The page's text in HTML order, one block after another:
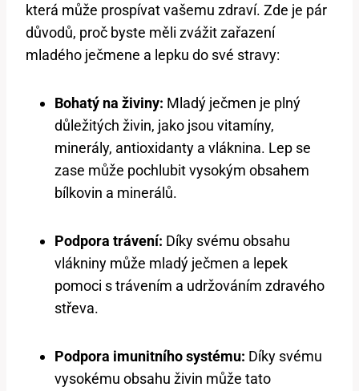
která může prospívat vašemu zdraví. Zde je pár
důvodů, proč byste měli zvážit zařazení
mladého ječmene a lepku do své stravy:
Bohatý na živiny: Mladý ječmen je plný
důležitých živin, jako jsou vitamíny,
minerály, antioxidanty a vláknina. Lep se
zase může pochlubit vysokým obsahem
bílkovin a minerálů.
Podpora trávení: Díky svému obsahu
vlákniny může mladý ječmen a lepek
pomoci s trávením a udržováním zdravého
střeva.
Podpora imunitního systému: Díky svému
vysokému obsahu živin může tato